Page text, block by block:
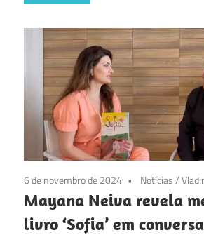
6 de novembro de 2024 Notícias/
Mayana Neiva revela
livro ‘Sofia’ em